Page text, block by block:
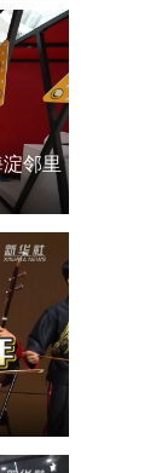
邻里